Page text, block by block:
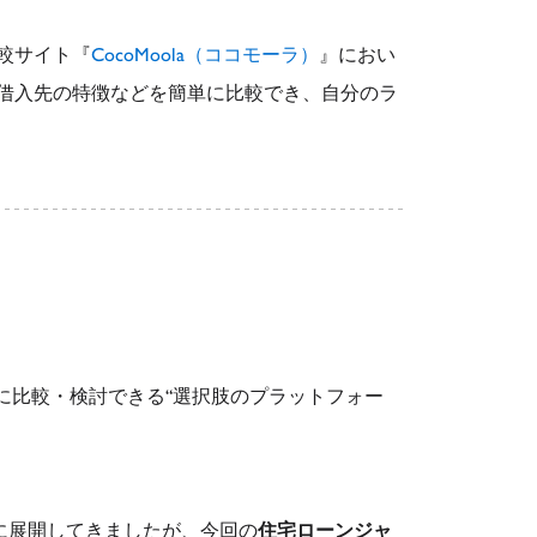
サイト『CocoMoola（ココモーラ）
』におい
先の特徴などを簡単に比較でき、自分のラ
較・検討できる“選択肢のプラットフォー
開してきましたが、今回の住宅ローンジャ